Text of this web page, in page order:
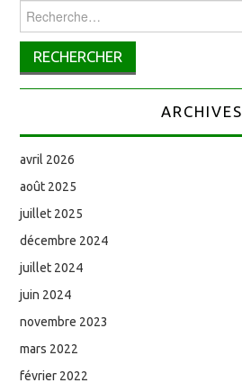
Rechercher :
ARCHIVES
avril 2026
août 2025
juillet 2025
décembre 2024
juillet 2024
juin 2024
novembre 2023
mars 2022
février 2022